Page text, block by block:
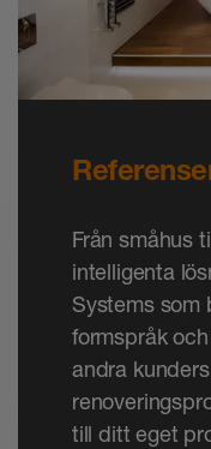
Från småhus
intelligenta
Systems som
formspråk
andra
till ditt eget